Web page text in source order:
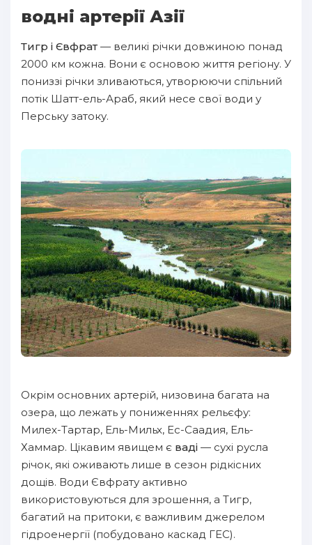
водні артерії Азії
Тигр і Євфрат — великі річки довжиною понад
2000 км кожна. Вони є основою життя регіону. У
пониззі річки зливаються, утворюючи спільний
потік Шатт-ель-Араб, який несе свої води у
Перську затоку.
Окрім основних артерій, низовина багата на
озера, що лежать у пониженнях рельєфу:
Милех-Тартар, Ель-Мильх, Ес-Саадия, Ель-
Хаммар. Цікавим явищем є ваді — сухі русла
річок, які оживають лише в сезон рідкісних
дощів. Води Євфрату активно
використовуються для зрошення, а Тигр,
багатий на притоки, є важливим джерелом
гідроенергії (побудовано каскад ГЕС).